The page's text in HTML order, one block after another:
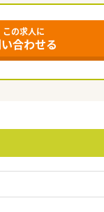
この求人に
合わせる